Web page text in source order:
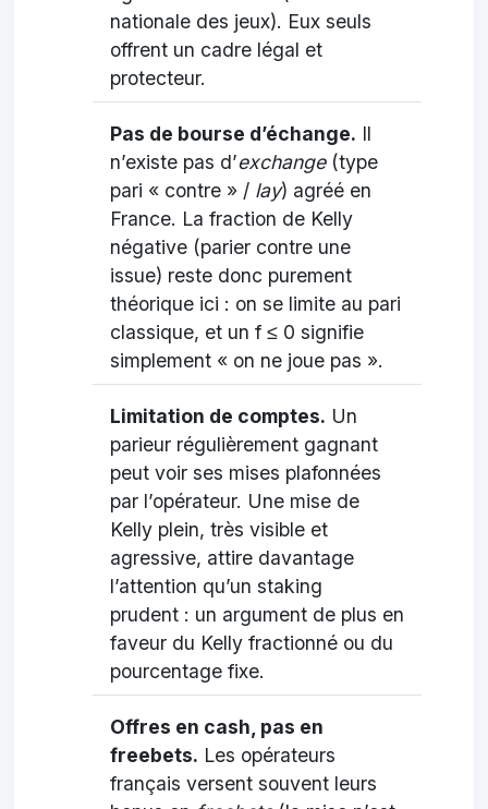
nationale des jeux). Eux seuls
offrent un cadre légal et
protecteur.
Pas de bourse d’échange. Il
n’existe pas d’exchange(type
pari « contre » / lay) agréé en
France. La fraction de Kelly
négative (parier contre une
issue) reste donc purement
théorique ici : on se limite au pari
classique, et un f ≤ 0 signifie
simplement « on ne joue pas ».
Limitation de comptes. Un
parieur régulièrement gagnant
peut voir ses mises plafonnées
par l’opérateur. Une mise de
Kelly plein, très visible et
agressive, attire davantage
l’attention qu’un staking
prudent : un argument de plus en
faveur du Kelly fractionné ou du
pourcentage fixe.
Offres en cash, pas en
freebets. Les opérateurs
français versent souvent leurs